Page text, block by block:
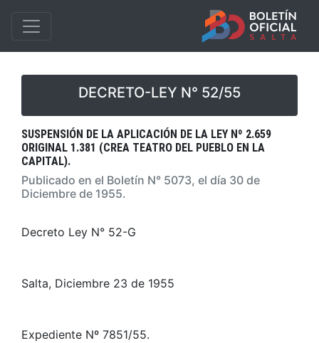
DECRETO-LEY N° 52/55
SUSPENSIÓN DE LA APLICACIÓN DE LA LEY Nº 2.659
ORIGINAL 1.381 (CREA TEATRO DEL PUEBLO EN LA
CAPITAL).
Publicado en el Boletín N° 5073, el día 30 de
Diciembre de 1955.
Decreto Ley N° 52-G
Salta, Diciembre 23 de 1955
Expediente Nº 7851/55.